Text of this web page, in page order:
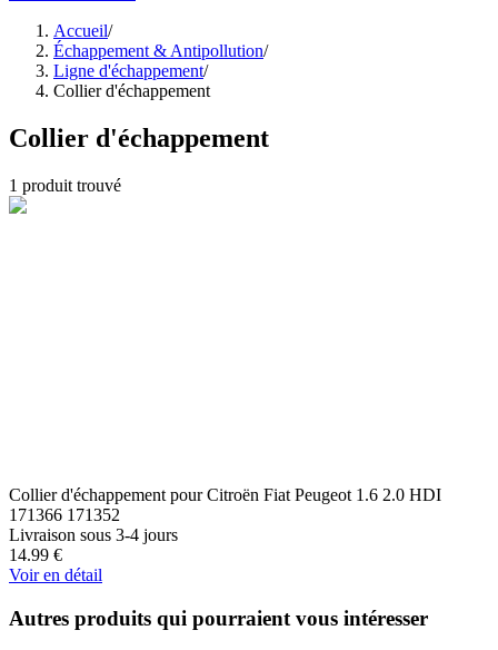
Accueil/
Échappement & Antipollution/
Ligne d'échappement/
Collier d'échappement
Collier d'échappement
1 produit trouvé
Collier d'échappement pour Citroën Fiat Peugeot 1.6 2.0 HDI
171366 171352
Livraison sous 3-4 jours
14.99 €
Voir en détail
Autres produits qui pourraient vous intéresser